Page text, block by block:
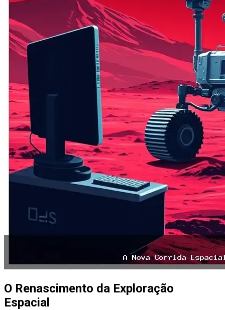
O Renascimento da Exploração
Espacial